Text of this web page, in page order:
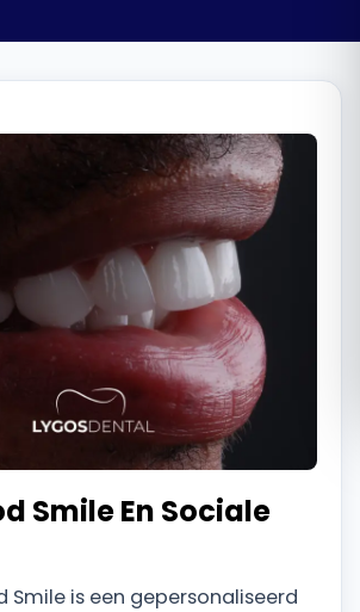
Español
Italiano
Български
Română
Русский
Smile En Sociale
Smile is een gepersonaliseerd